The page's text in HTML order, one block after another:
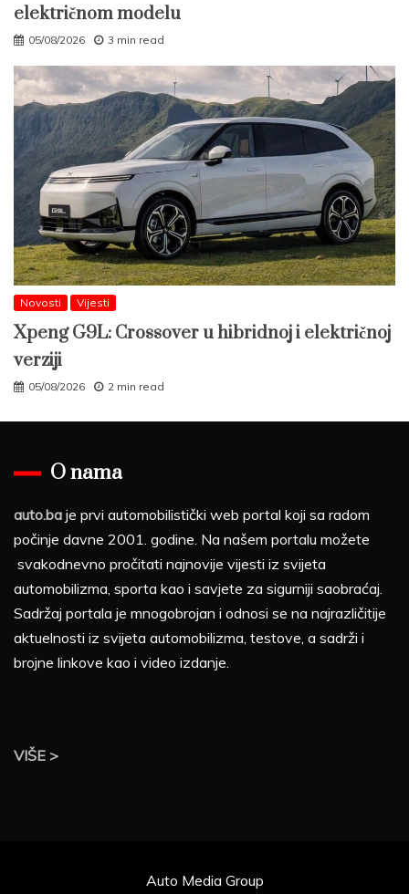
električnom modelu
05/08/2026 3 min read
Novosti Vijesti
Xpeng G9L: Crossover u hibridnoj i električnoj
verziji
05/08/2026 2 min read
O nama
auto.ba je prvi automobilistički web portal koji sa radom
počinje davne 2001. godine. Na našem portalu možete
svakodnevno pročitati najnovije vijesti iz svijeta
automobilizma, sporta kao i savjete za sigurniji saobraćaj.
Sadržaj portala je mnogobrojan i odnosi se na najrazličitije
aktuelnosti iz svijeta automobilizma, testove, a sadrži i
brojne linkove kao i video izdanje.
VIŠE >
Auto Media Group